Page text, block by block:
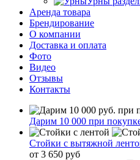
Аренда товара
Брендирование
О компании
Доставка и оплата
Фото
Видео
Отзывы
Контакты
Дарим 10 000 при
Стойки с вытяжной
от 3 650 руб